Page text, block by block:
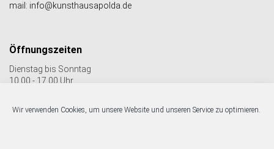
Wir verwenden Cookies, um unsere Website und unseren Service zu optimieren.
mail: info@kunsthausapolda.de
Öffnungszeiten
Dienstag bis Sonntag
10.00 - 17.00 Uhr